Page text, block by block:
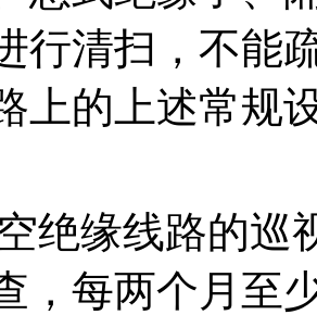
行清扫，不能
上的上述常规
绝缘线路的巡
，每两个月至